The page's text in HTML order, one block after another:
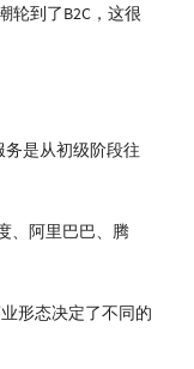
轮到了B2C，这很
务是从初级阶段往
、阿里巴巴、腾
形态决定了不同的